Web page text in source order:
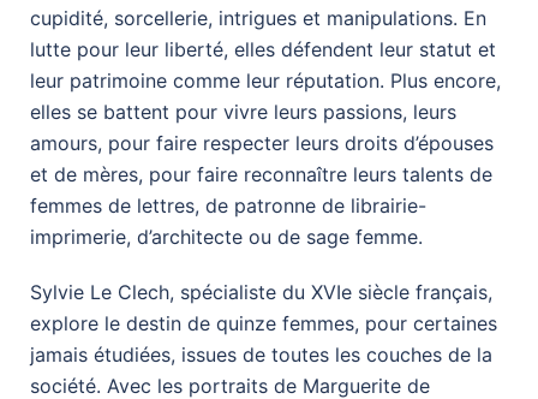
cupidité, sorcellerie, intrigues et manipulations. En
lutte pour leur liberté, elles défendent leur statut et
leur patrimoine comme leur réputation. Plus encore,
elles se battent pour vivre leurs passions, leurs
amours, pour faire respecter leurs droits d’épouses
et de mères, pour faire reconnaître leurs talents de
femmes de lettres, de patronne de librairie-
imprimerie, d’architecte ou de sage femme.
Sylvie Le Clech, spécialiste du XVIe siècle français,
explore le destin de quinze femmes, pour certaines
jamais étudiées, issues de toutes les couches de la
société. Avec les portraits de Marguerite de